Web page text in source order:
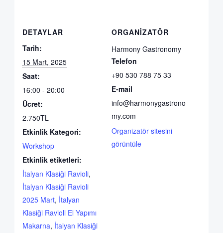
DETAYLAR
Tarih:
15 Mart, 2025
Saat:
16:00 - 20:00
Ücret:
2.750TL
Etkinlik Kategori:
Workshop
Etkinlik etiketleri:
İtalyan Klasiği Ravioli,
İtalyan Klasiği Ravioli
2025 Mart, İtalyan
Klasiği Ravioli El Yapımı
Makarna, İtalyan Klasiği
ORGANIZATÖR
Harmony Gastronomy
Telefon
+90 530 788 75 33
E-mail
info@harmonygastrono
my.com
Organizatör sitesini
görüntüle